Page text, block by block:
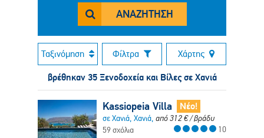
ΑΝΑΖΉΤΗΣΗ
Ταξινόμηση Φίλτρα Χάρτης
βρέθηκαν 35 Ξενοδοχεία και Βίλες σε Χανιά
Kassiopeia Villa Νέο!
σε Χανιά, Χανιά, από312€/ βράδυ
59 σχόλια
10